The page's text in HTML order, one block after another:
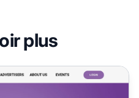
plus
Media